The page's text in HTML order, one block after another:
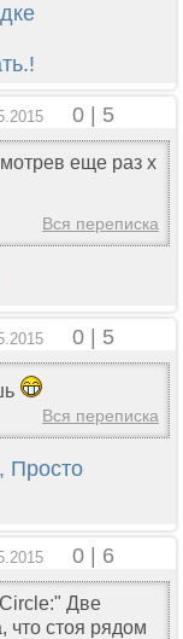
0 | 5
еще раз х
Вся переписка
0 | 5
Вся переписка
, Просто
0 | 6
Две
что стоя рядом